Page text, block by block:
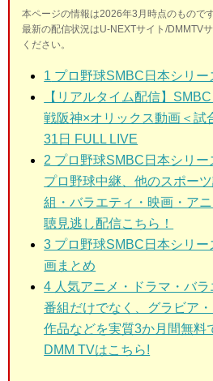
本ページの情報は2026年3月時点のものです
最新の配信状況はU-NEXTサイト/DMMTV
ください。
1 プロ野球SMBC日本シリー
【リアルタイム配信】
戦阪神×オリックス動画＜試
31日 FULL LIVE
2 プロ野球SMBC日本シリー
プロ野球中継、他のスポー
組・バラエティ・映画・ア
聴見逃し配信こちら！
3 プロ野球SMBC日本シリー
画まとめ
4 人気アニメ・ドラマ・バ
番組だけでなく、グラビア
作品などを実質3か月間無料
DMM TVはこちら!